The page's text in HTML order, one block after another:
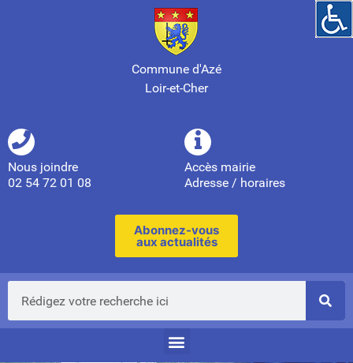
Commune d'Azé
Loir-et-Cher
Nous joindre
02 54 72 01 08
Accès mairie
Adresse / horaires
Abonnez-vous
aux actualités